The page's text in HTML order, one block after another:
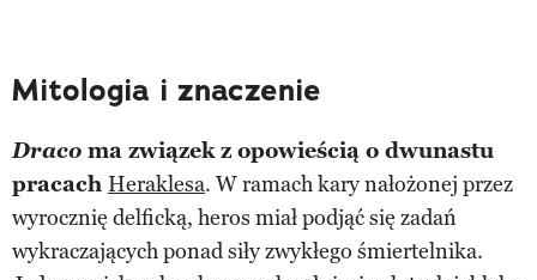
Mitologia i znaczenie
Draco ma związek z opowieścią o dwunastu
pracach Heraklesa. W ramach kary nałożonej przez
wyrocznię delficką, heros miał podjąć się zadań
wykraczających ponad siły zwykłego śmiertelnika.